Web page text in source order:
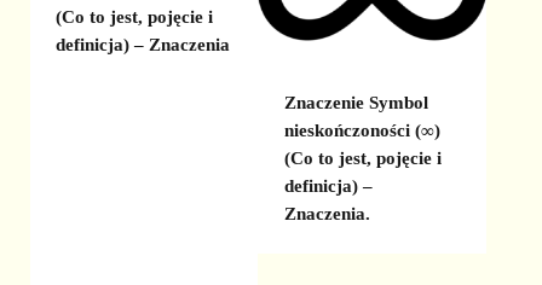
(Co to jest, pojęcie i
definicja) – Znaczenia
Znaczenie Symbol
nieskończoności (∞)
(Co to jest, pojęcie i
definicja) –
Znaczenia.